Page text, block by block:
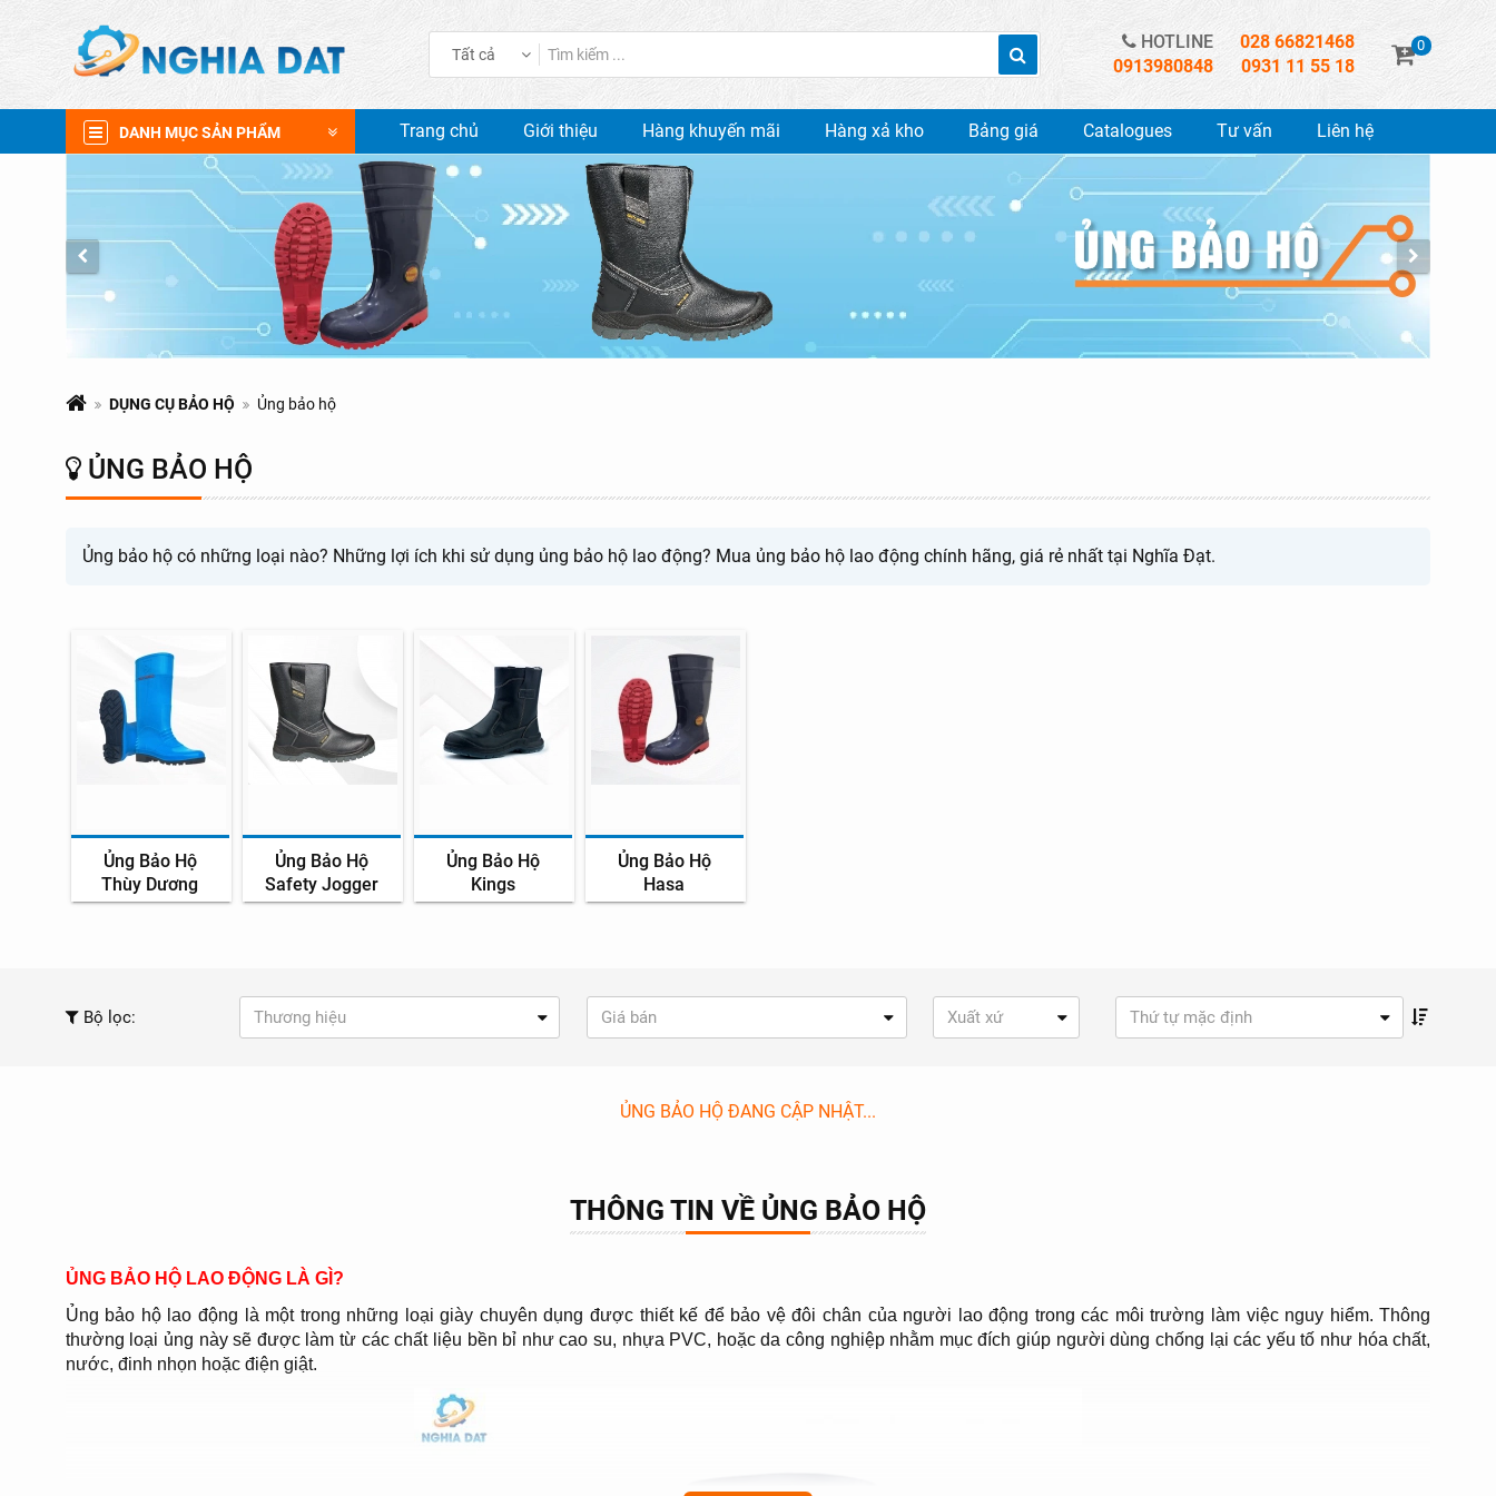
Tất cả
HOTLINE
028 66821468
0913980848
0931 11 55 18
0
DANH MỤC SẢN PHẨM Trang chủ Giới thiệu Hàng khuyến mãi Hàng xả kho Bảng giá Catalogues Tư vấn Liên hệ
DỤNG CỤ BẢO HỘ Ủng bảo hộ
ỦNG BẢO HỘ
Ủng bảo hộ có những loại nào? Những lợi ích khi sử dụng ủng bảo hộ lao động? Mua ủng bảo hộ lao động chính hãng, giá rẻ nhất tại Nghĩa Đạt.
Ủng Bảo Hộ
Thùy Dương
Ủng Bảo Hộ
Safety Jogger
Ủng Bảo Hộ
Kings
Ủng Bảo Hộ
Hasa
Bộ lọc: Thương hiệu Giá bán Xuất xứ Thứ tự mặc định
ỦNG BẢO HỘ ĐANG CẬP NHẬT...
THÔNG TIN VỀ ỦNG BẢO HỘ
ỦNG BẢO HỘ LAO ĐỘNG LÀ GÌ?
Ủng bảo hộ lao động là một trong những loại giày chuyên dụng được thiết kế để bảo vệ đôi chân của người lao động trong các môi trường làm việc nguy hiểm. Thông
thường loại ủng này sẽ được làm từ các chất liệu bền bỉ như cao su, nhựa PVC, hoặc da công nghiệp nhằm mục đích giúp người dùng chống lại các yếu tố như hóa chất,
nước, đinh nhọn hoặc điện giật.